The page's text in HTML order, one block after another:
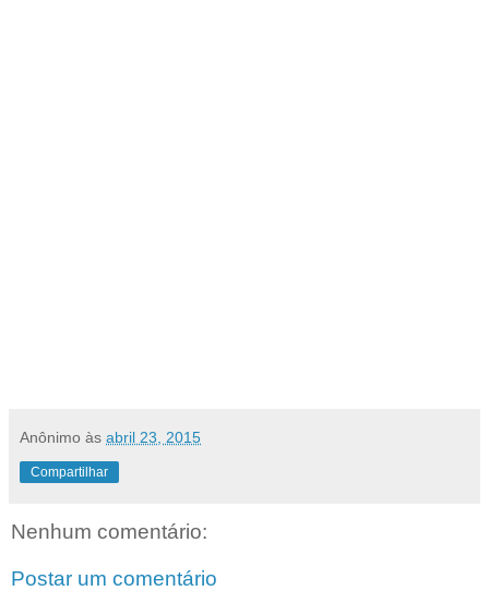
Anônimo às abril 23, 2015
Compartilhar
Nenhum comentário:
Postar um comentário